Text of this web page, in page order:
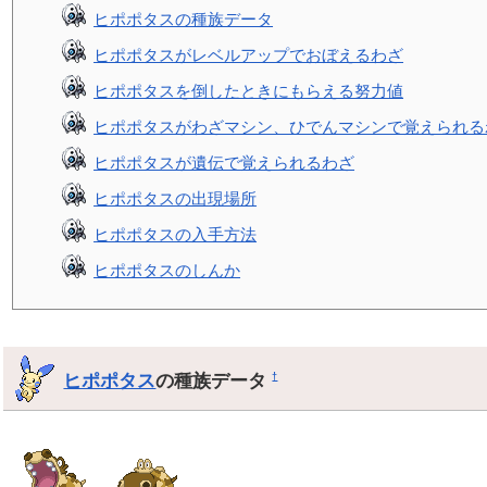
ヒポポタスの種族データ
ヒポポタスがレベルアップでおぼえるわざ
ヒポポタスを倒したときにもらえる努力値
ヒポポタスがわざマシン、ひでんマシンで覚えられ
ヒポポタスが遺伝で覚えられるわざ
ヒポポタスの出現場所
ヒポポタスの入手方法
ヒポポタスのしんか
ヒポポタスの種族データ†